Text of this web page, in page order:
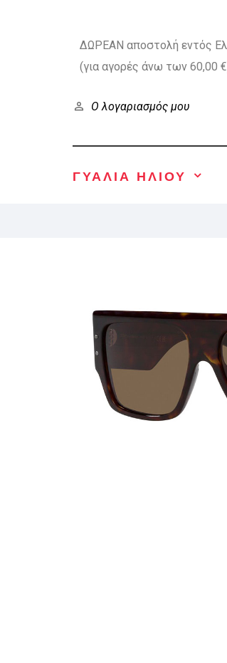
ΔΩΡΕΑΝ αποστολή εντός
(για αγορές άνω των 60,00
Ο λογαριασμός μου
ΓΥΑΛΙΑ ΗΛΙΟΥ